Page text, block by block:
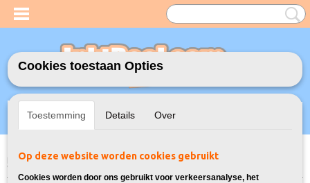
Inloggen Registreren
UW WINKELWAGEN
Home>Toners>106R01477 - 106R01480 Toners voor Xerox
voor Xerox Phaser 6140
Cookies toestaan Opties
Toestemming Details Over
Op deze website worden cookies gebruikt
Cookies worden door ons gebruikt voor verkeersanalyse, het